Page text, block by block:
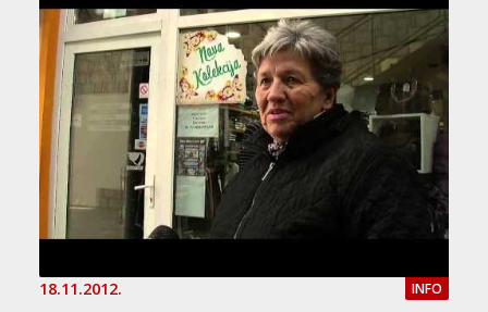
18.11.2012. INFO